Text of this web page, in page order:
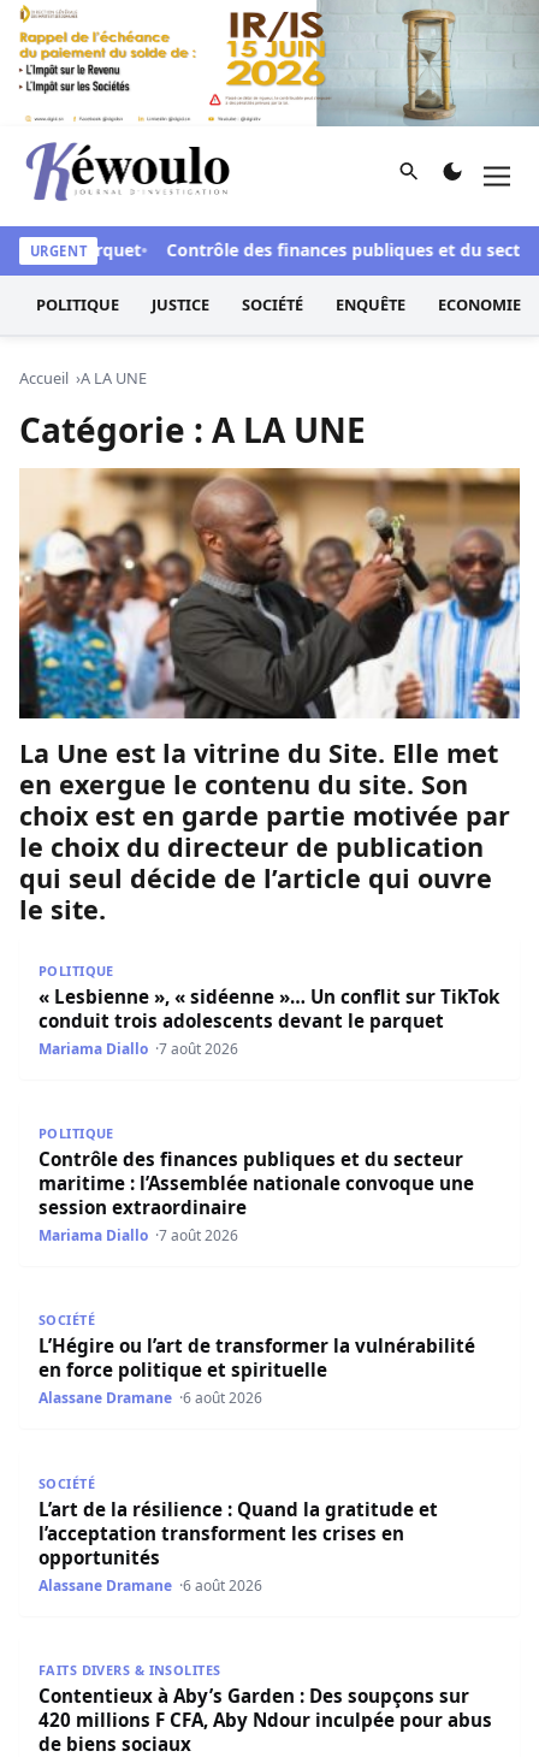
Aller au contenu
Kéwoulo, le premier site d'information et d'investigation
Rechercher
URGENT
le parquet Contrôle des finances publiques et du
POLITIQUE JUSTICE SOCIÉTÉ ENQUÊTE ECONOMIE
Accueil A LA UNE
Catégorie : A LA UNE
La Une est la vitrine du Site. Elle met
en exergue le contenu du site. Son
choix est en garde partie motivée par
le choix du directeur de publication
qui seul décide de l’article qui ouvre
le site.
POLITIQUE
« Lesbienne », « sidéenne »… Un conflit sur TikTok
conduit trois adolescents devant le parquet
Mariama Diallo 7 août 2026
POLITIQUE
Contrôle des finances publiques et du secteur
maritime : l’Assemblée nationale convoque une
session extraordinaire
Mariama Diallo 7 août 2026
SOCIÉTÉ
L’Hégire ou l’art de transformer la vulnérabilité
en force politique et spirituelle
Alassane Dramane 6 août 2026
SOCIÉTÉ
L’art de la résilience : Quand la gratitude et
l’acceptation transforment les crises en
opportunités
Alassane Dramane 6 août 2026
FAITS DIVERS & INSOLITES
Contentieux à Aby’s Garden : Des soupçons sur
420 millions F CFA, Aby Ndour inculpée pour abus
de biens sociaux